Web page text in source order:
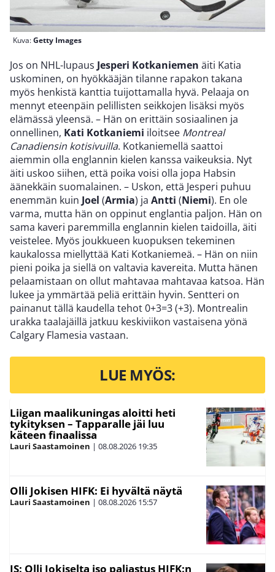
Kuva:Getty Images
Jos on NHL-lupaus Jesperi Kotkaniemen äiti Katia
uskominen, on hyökkääjän tilanne rapakon takana
myös henkistä kanttia tuijottamalla hyvä. Pelaaja on
mennyt eteenpäin pelillisten seikkojen lisäksi myös
elämässä yleensä. – Hän on erittäin sosiaalinen ja
onnellinen, Kati Kotkaniemi iloitsee Montreal
Canadiensin kotisivuilla. Kotkaniemellä saattoi
aiemmin olla englannin kielen kanssa vaikeuksia. Nyt
äiti uskoo siihen, että poika voisi olla jopa Habsin
äänekkäin suomalainen. – Uskon, että Jesperi puhuu
enemmän kuin Joel (Armia) ja Antti (Niemi). En ole
varma, mutta hän on oppinut englantia paljon. Hän on
sama kaveri paremmilla englannin kielen ​​taidoilla, äiti
veistelee. Myös joukkueen kuopuksen tekeminen
kaukalossa miellyttää Kati Kotkaniemeä. – Hän on niin
pieni poika ja siellä on valtavia kavereita. Mutta hänen
pelaamistaan on ollut mahtavaa mahtavaa katsoa. Hän
lukee ja ymmärtää peliä erittäin hyvin. Sentteri on
painanut tällä kaudella tehot 0+3=3 (+3). Montrealin
urakka taalajäillä jatkuu keskiviikon vastaisena yönä
Calgary Flamesia vastaan.
LUE MYÖS:
Liigan maalikuningas aloitti heti
tykityksen – Tapparalle jäi luu
käteen finaalissa
Lauri Saastamoinen | 08.08.2026 19:35
Olli Jokisen HIFK: Ei hyvältä näytä
Lauri Saastamoinen | 08.08.2026 15:57
IS: Olli Jokiselta iso paljastus HIFK:n